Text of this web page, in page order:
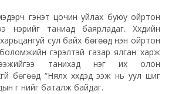
гэнэт цочин уйлах буюу ойртон
таниад баярладаг. Хүүхдийн
сул байх бөгөөд нэн ойртон
боломжийн гэрэлтэй газар ялган харж
танихад нэг их олон
бөгөөд “Нялх хүүхдэд ээж нь уул шиг
үг үүнийг баталж байдаг.